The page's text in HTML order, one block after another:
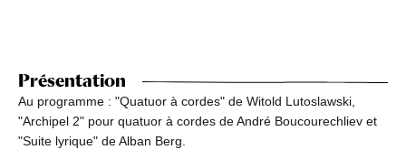
Présentation
Au programme : "Quatuor à cordes" de Witold Lutoslawski,
"Archipel 2" pour quatuor à cordes de André Boucourechliev et
"Suite lyrique" de Alban Berg.